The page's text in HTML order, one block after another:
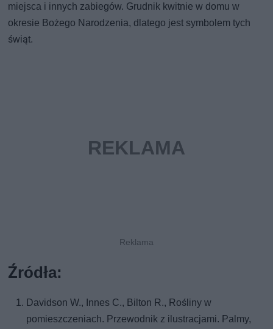
miejsca i innych zabiegów. Grudnik kwitnie w domu w
okresie Bożego Narodzenia, dlatego jest symbolem tych
świąt.
Źródła:
Davidson W., Innes C., Bilton R., Rośliny w
pomieszczeniach. Przewodnik z ilustracjami. Palmy,